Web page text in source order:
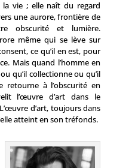
la vie ; elle naît du regard
une aurore, frontière de
obscurité et lumière.
même qui se lève sur
ce qu’il en est, pour
Mais quand l’homme en
qu’il collectionne ou qu’il
retourne à l’obscurité en
l’œuvre d’art dans le
d’art, toujours dans
atteint en son tréfonds.